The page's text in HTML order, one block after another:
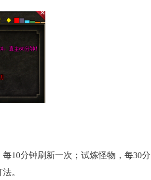
10分钟刷新一次；试炼怪物，每30分
。